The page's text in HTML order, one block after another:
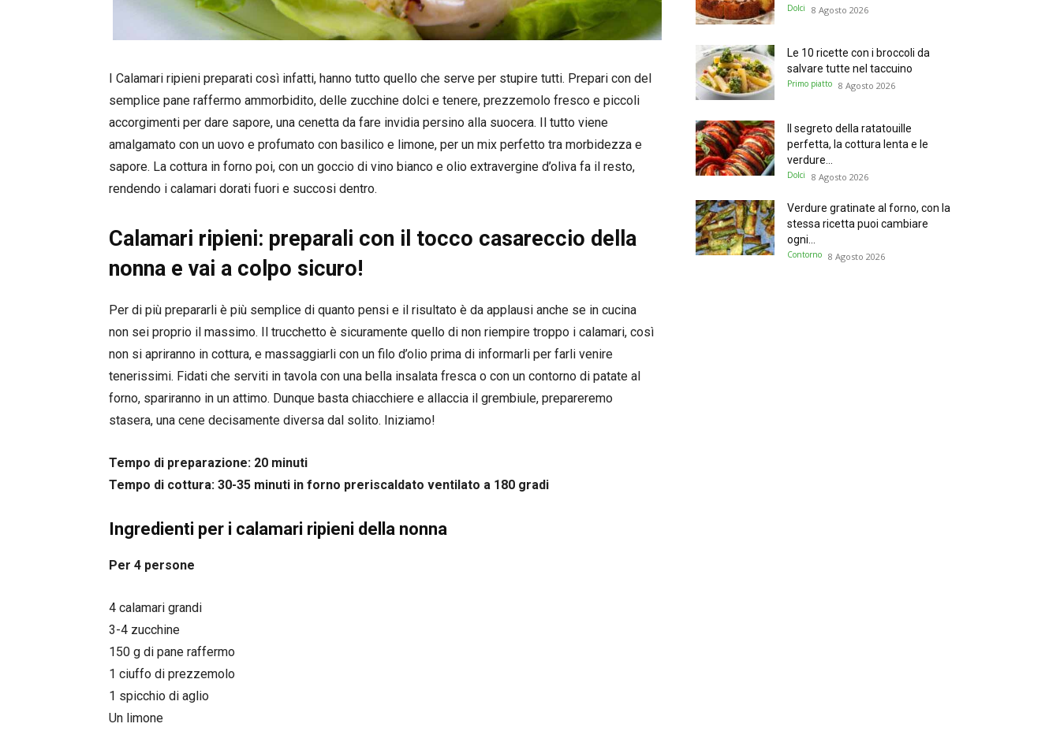
I Calamari ripieni preparati così infatti, hanno tutto quello che serve per stupire tutti. Prepari con del
semplice pane raffermo ammorbidito, delle zucchine dolci e tenere, prezzemolo fresco e piccoli
accorgimenti per dare sapore, una cenetta da fare invidia persino alla suocera. Il tutto viene
amalgamato con un uovo e profumato con basilico e limone, per un mix perfetto tra morbidezza e
sapore. La cottura in forno poi, con un goccio di vino bianco e olio extravergine d’oliva fa il resto,
rendendo i calamari dorati fuori e succosi dentro.
Calamari ripieni: preparali con il tocco casareccio della
nonna e vai a colpo sicuro!
Per di più prepararli è più semplice di quanto pensi e il risultato è da applausi anche se in cucina
non sei proprio il massimo. Il trucchetto è sicuramente quello di non riempire troppo i calamari, così
non si apriranno in cottura, e massaggiarli con un filo d’olio prima di informarli per farli venire
tenerissimi. Fidati che serviti in tavola con una bella insalata fresca o con un contorno di patate al
forno, spariranno in un attimo. Dunque basta chiacchiere e allaccia il grembiule, prepareremo
stasera, una cene decisamente diversa dal solito. Iniziamo!
Tempo di preparazione: 20 minuti
Tempo di cottura: 30-35 minuti in forno preriscaldato ventilato a 180 gradi
Ingredienti per i calamari ripieni della nonna
Per 4 persone
4 calamari grandi
3-4 zucchine
150 g di pane raffermo
1 ciuffo di prezzemolo
1 spicchio di aglio
Un limone
Dolci 8 Agosto 2026
Le 10 ricette con i broccoli da
salvare tutte nel taccuino
Primo piatto 8 Agosto 2026
Il segreto della ratatouille
perfetta, la cottura lenta e le
verdure...
Dolci 8 Agosto 2026
Verdure gratinate al forno, con la
stessa ricetta puoi cambiare
ogni...
Contorno 8 Agosto 2026